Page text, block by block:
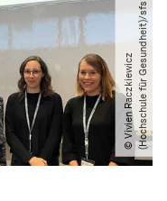
©
V
i
v
i
e
n
R
a
c
z
k
i
e
w
i
c
z
(
H
o
c
h
s
c
h
u
l
e
f
ü
r
G
e
s
u
n
d
h
e
i
t
)​
/​
s
fs